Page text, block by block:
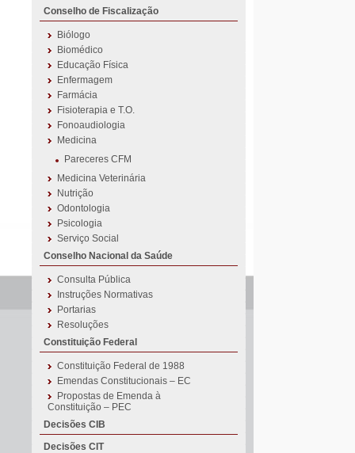
Conselho de Fiscalização
Biólogo
Biomédico
Educação Física
Enfermagem
Farmácia
Fisioterapia e T.O.
Fonoaudiologia
Medicina
Pareceres CFM
Medicina Veterinária
Nutrição
Odontologia
Psicologia
Serviço Social
Conselho Nacional da Saúde
Consulta Pública
Instruções Normativas
Portarias
Resoluções
Constituição Federal
Constituição Federal de 1988
Emendas Constitucionais – EC
Propostas de Emenda à
Constituição – PEC
Decisões CIB
Decisões CIT